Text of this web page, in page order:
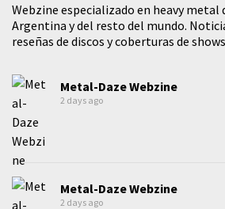
Webzine especializado en heavy metal
Argentina y del resto del mundo.
reseñas de discos y coberturas de
Metal-Daze Webzine
2 days ago
Metal-Daze Webzine
2 days ago